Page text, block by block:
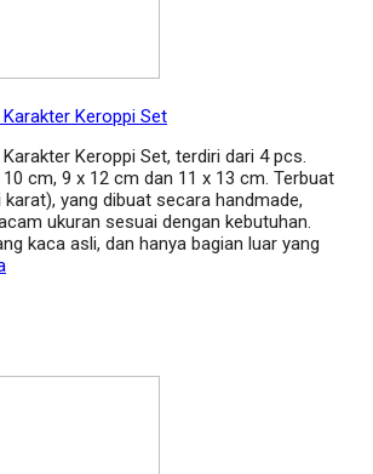
Keroppi Set
Keroppi Set, terdiri dari 4 pcs.
cm, 9 x 12 cm dan 11 x 13 cm. Terbuat
yang dibuat secara handmade,
ukuran sesuai dengan kebutuhan.
kaca asli, dan hanya bagian luar yang